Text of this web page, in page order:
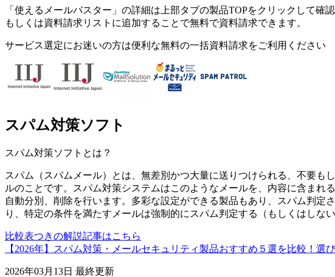
「 使えるメールバスター 」の詳細は上部タブの製品TOPをクリックして確認
もしくは資料請求リストに追加することで無料で資料請求できます。
サービス選定にお迷いの方は便利な無料の一括資料請求をご利用ください
スパム対策ソフト
スパム対策ソフト とは？
スパム（スパムメール）とは、無差別かつ大量に送りつけられる、不要も
ルのことです。スパム対策システムはこのようなメールを、内容に含まれ
自動分別、削除を行います。多彩な設定ができる製品もあり、スパム判定
り、特定の条件を満たすメールは強制的にスパム判定する（もしくはしな
比較表つきの解説記事はこちら
【2026年】スパム対策・メールセキュリティ製品おすすめ５選を比較！選
2026年03月13日 最終更新